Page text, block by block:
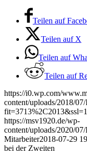
Teilen auf
Teilen auf X
Teilen auf
Teilen auf
https://i0.wp.com/
content/uploads/2018/
fit=3713%2C2013&ssl=1
https://msv1920.de/wp-
content/uploads/2020/
Mitarbeiter2018-07-29
bei der Zweiten